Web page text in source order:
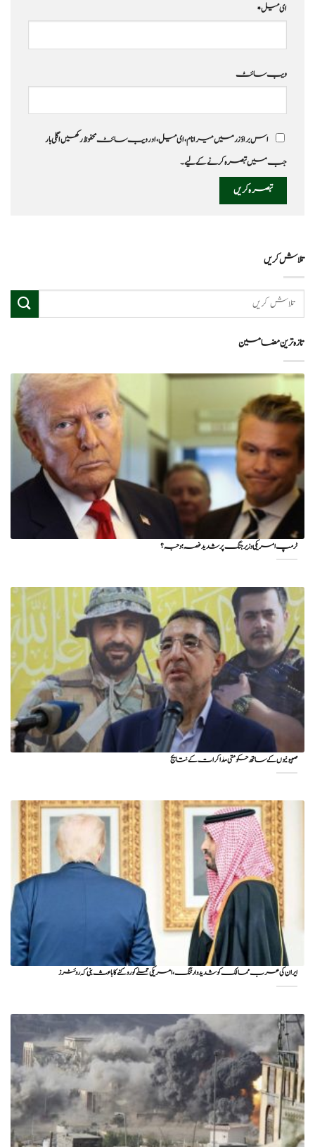
ای میل*
ویب‌ سائٹ
اس براؤزر میں میرا نام، ای میل، اور ویب سائٹ محفوظ رکھیں اگلی بار
جب میں تبصرہ کرنے کےلیے۔
تلاش کریں
تازہ ترین مضامین
ٹرمپ امریکی وزیر جنگ پر شدید غصہ؛ وجہ ؟
صہیونیوں کے ساتھ حکومتی مذاکرات کے نتایج
ایران کی عرب ممالک کو شدید وارننگ، امریکی حملے کو روکنے کا باعث بنی کہ روئٹرز